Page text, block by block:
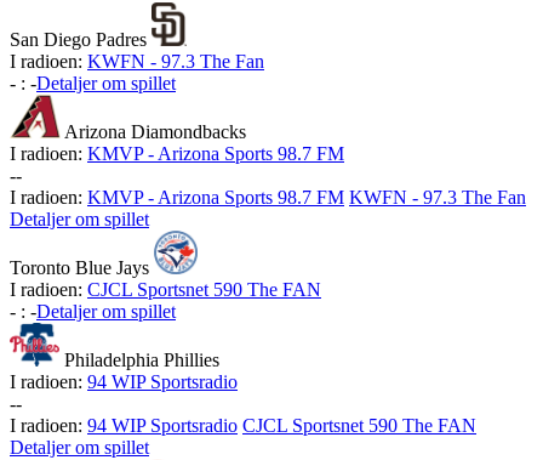
San Diego Padres
I radioen: KWFN - 97.3 The Fan
- : -Detaljer om spillet
Arizona Diamondbacks
I radioen: KMVP - Arizona Sports 98.7 FM
--
I radioen: KMVP - Arizona Sports 98.7 FM KWFN - 97.3 The Fan
Detaljer om spillet
Toronto Blue Jays
I radioen: CJCL Sportsnet 590 The FAN
- : -Detaljer om spillet
Philadelphia Phillies
I radioen: 94 WIP Sportsradio
--
I radioen: 94 WIP Sportsradio CJCL Sportsnet 590 The FAN
Detaljer om spillet